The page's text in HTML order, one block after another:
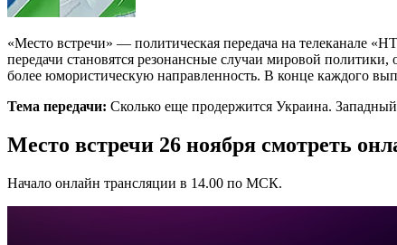
«Место встречи» — политическая передача на телеканале
передачи становятся резонансные случаи мировой
более юмористическую направленность. В конце каждого
Тема передачи: Сколько еще продержится Украина.
Место встречи 26 ноября смотреть
Начало онлайн трансляции в 14.00 по МСК.